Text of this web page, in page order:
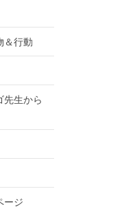
＆行動
生から
ージ